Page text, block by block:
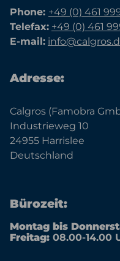
Phone: +49 (0) 461
Telefax: +49 (0) 461
E-mail:
Adresse:
Calgros (Famobra
Industrieweg 10
24955 Harrislee
Deutschland
Bürozeit:
Montag bis
Freitag: 08.00-14.00